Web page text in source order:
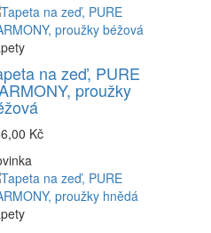
na zeď, PURE
proužky
Kč